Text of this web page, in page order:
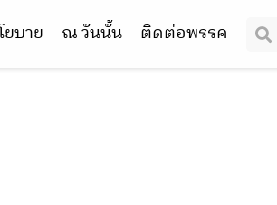
ยบาย ณ วันนั้น ติดต่อพรรค